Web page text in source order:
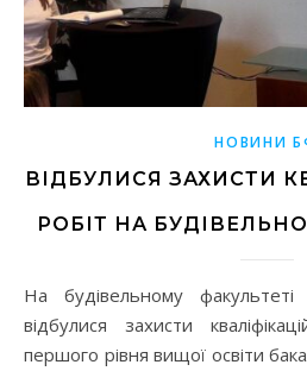
НОВИНИ
ВІДБУЛИСЯ ЗАХИСТИ
РОБІТ НА
На будівельному факультеті з 15 по 26 червня
відбулися захисти
першого рівня вищої освіти